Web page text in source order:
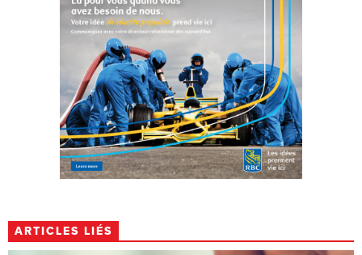
ARTICLES LIÉS